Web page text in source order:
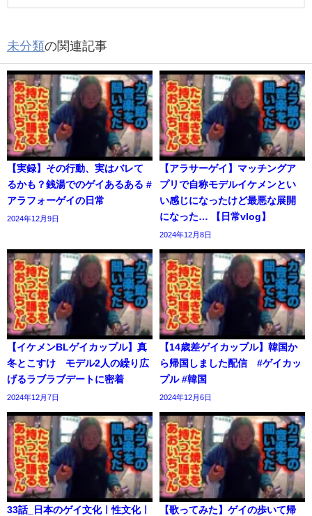
未分類の関連記事
【実録】その行動、実はバレて
るかも？銭湯でのゲイあるある #
アラフォーゲイの日常
2024年12月9日
【アラサーゲイ】マッチングア
プリで自称モデルイケメンとい
い感じになったけど最悪な展開
になった… 【日常vlog】
2024年12月8日
【イケメンBLゲイカップル】真
冬とこすけ モデル2人の繰り広
げるラブラブデートに密着
2024年12月7日
【14歳差ゲイカップル】韓国か
ら帰国しました配信 #ゲイカッ
プル #韓国
2024年12月6日
33話_日本のゲイ文化ㅣ性文化ㅣ
【歌ってみた】ゲイの歩いて帰